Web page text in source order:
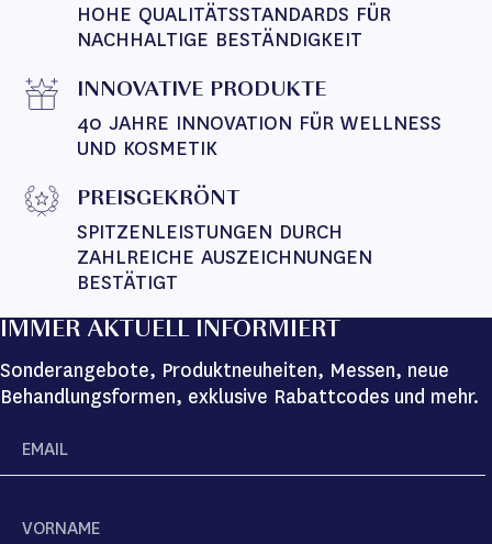
HOHE QUALITÄTSSTANDARDS FÜR
NACHHALTIGE BESTÄNDIGKEIT
INNOVATIVE PRODUKTE
40 JAHRE INNOVATION FÜR WELLNESS
UND KOSMETIK
PREISGEKRÖNT
SPITZENLEISTUNGEN DURCH
ZAHLREICHE AUSZEICHNUNGEN
BESTÄTIGT
IMMER AKTUELL INFORMIERT
Sonderangebote, Produktneuheiten, Messen, neue
Behandlungsformen, exklusive Rabattcodes und mehr.